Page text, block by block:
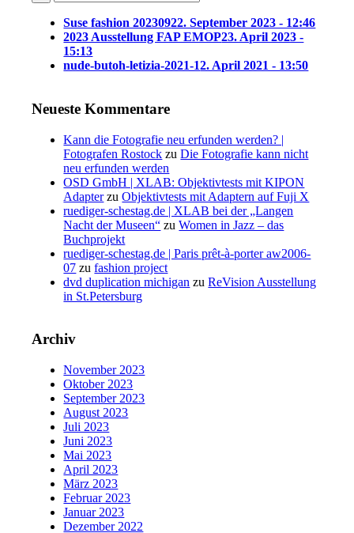
Suse fashion 20230922. September 2023 - 12:46
2023 Ausstellung FAP EMOP23. April 2023 -
15:13
nude-butoh-letizia-2021-12. April 2021 - 13:50
Neueste Kommentare
Kann die Fotografie neu erfunden werden? |
Fotografen Rostock zuDie Fotografie kann nicht
neu erfunden werden
OSD GmbH | XLAB: Objektivtests mit KIPON
AdapterzuObjektivtests mit Adaptern auf Fuji X
ruediger-schestag.de | XLAB bei der „Langen
Nacht der Museen“ zuWomen in Jazz – das
Buchprojekt
ruediger-schestag.de | Paris prêt-à-porter aw2006-
07 zufashion project
dvd duplication michigan zuReVision Ausstellung
in St.Petersburg
Archiv
November 2023
Oktober 2023
September 2023
August 2023
Juli 2023
Juni 2023
Mai 2023
April 2023
März 2023
Februar 2023
Januar 2023
Dezember 2022